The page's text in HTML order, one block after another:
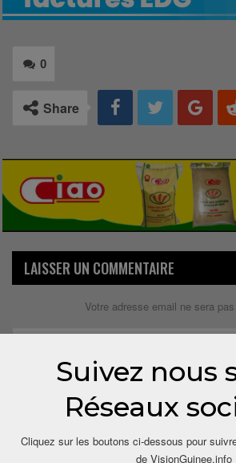
0
Share
LAISSER UN COMMENTAIRE
Votre adresse email ne sera pas
Suivez nous
Réseaux
Cliquez sur les boutons ci-dessous pour
de VisionGuinee.info